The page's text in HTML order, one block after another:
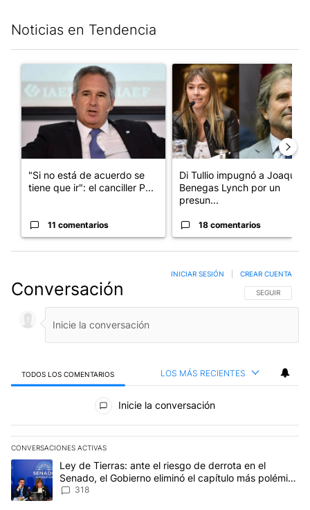
Noticias en Tendencia
Un artículo de tendencia con el título ""Si no está de acuerdo
"Si no está de acuerdo se
tiene que ir": el canciller P...
11 comentarios
Un artículo de tendencia
Di Tullio impugnó a Joaquín
Benegas Lynch por un
presun...
18 comentarios
Conversación SIGA ESTA
SEGUIR
INICIAR SESIÓN CREAR CUENTA
TODOS LOS COMENTARIOS LOS MÁS RECIENTES
Todos los comentarios
Inicie la conversación
CONVERSACIONES ACTIVAS
Este listado muestra los artículos con más comentarios en los
Un artículo de tendencia con el título "Ley de Tierras: ante el
Ley de Tierras: ante el riesgo de derrota en el
Senado, el Gobierno eliminó el capítulo más polémico
del proyecto
318